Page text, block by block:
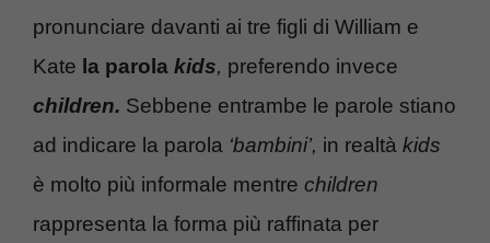
pronunciare davanti ai tre figli di William e
Kate la parola kids, preferendo invece
children. Sebbene entrambe le parole stiano
ad indicare la parola ‘bambini’, in realtà kids
è molto più informale mentre children
rappresenta la forma più raffinata per